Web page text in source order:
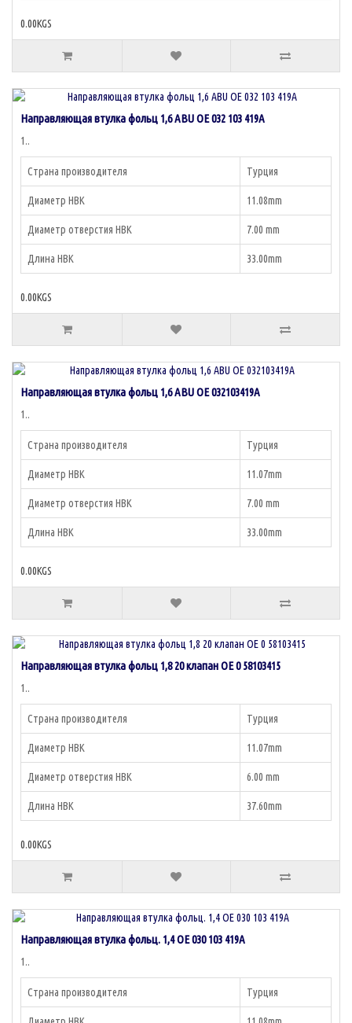
0.00KGS
Направляющая втулка фольц 1,6 ABU OE 032 103 419A
1..
Страна производителя Турция
Диаметр НВК 11.08mm
Диаметр отверстия НВК 7.00 mm
Длина НВК 33.00mm
0.00KGS
Направляющая втулка фольц 1,6 ABU OE 032103419A
1..
Страна производителя Турция
Диаметр НВК 11.07mm
Диаметр отверстия НВК 7.00 mm
Длина НВК 33.00mm
0.00KGS
Направляющая втулка фольц 1,8 20 клапан OE 0 58103415
1..
Страна производителя Турция
Диаметр НВК 11.07mm
Диаметр отверстия НВК 6.00 mm
Длина НВК 37.60mm
0.00KGS
Направляющая втулка фольц. 1,4 OE 030 103 419A
1..
Страна производителя Турция